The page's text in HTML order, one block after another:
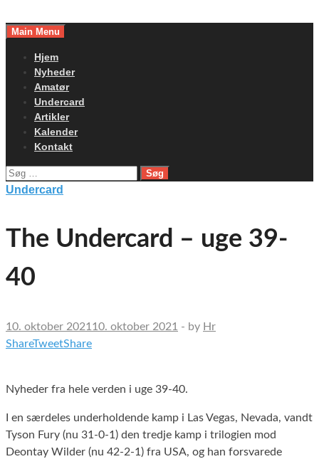
toMain Menu
Hjem
Nyheder
Amatør
Undercard
Artikler
Kalender
Kontakt
Søg
efter:
Undercard
The Undercard – uge 39-
40
10. oktober 2021 10. oktober 2021 - by Hr
ShareTweetShare
Nyheder fra hele verden i uge 39-40.
I en særdeles underholdende kamp i Las Vegas, Nevada, vandt
Tyson Fury (nu 31-0-1) den tredje kamp i trilogien mod
Deontay Wilder (nu 42-2-1) fra USA, og han forsvarede